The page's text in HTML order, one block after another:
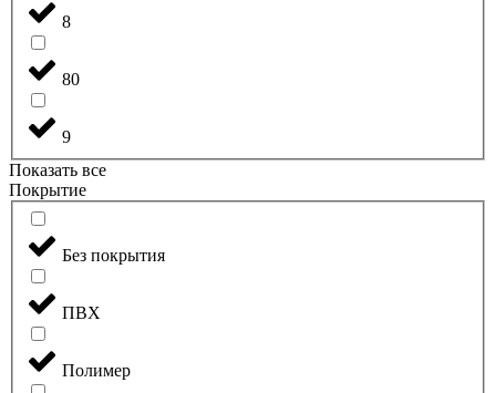
8
80
9
Показать все
Покрытие
Без покрытия
ПВХ
Полимер